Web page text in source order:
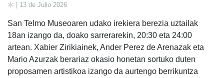
| 13 de Julio 2026
San Telmo Museoaren udako irekiera berezia uztailak
18an izango da, doako sarrerarekin, 20:30 eta 24:00
artean. Xabier Zirikiainek, Ander Perez de Arenazak eta
Mario Azurzak berariaz okasio honetan sortuko duten
proposamen artistikoa izango da aurtengo berrikuntza